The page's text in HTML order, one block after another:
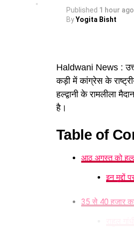
Published 1 hour ago
ByYogita Bisht
Haldwani News :
कड़ी में कांग्रेस के
हल्द्वानी के रामलीला
है।
Table of
आठ अगस्त को
इन मुद्दों
35 से 40 हजार